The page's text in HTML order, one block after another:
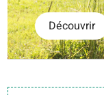
Découvrir